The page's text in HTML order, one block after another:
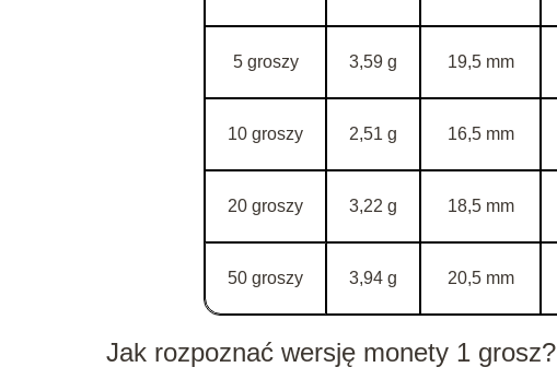
5 groszy 3,59 g 19,5 mm
10 groszy 2,51 g 16,5 mm
20 groszy 3,22 g 18,5 mm
50 groszy 3,94 g 20,5 mm
Jak rozpoznać wersję monety 1 grosz?